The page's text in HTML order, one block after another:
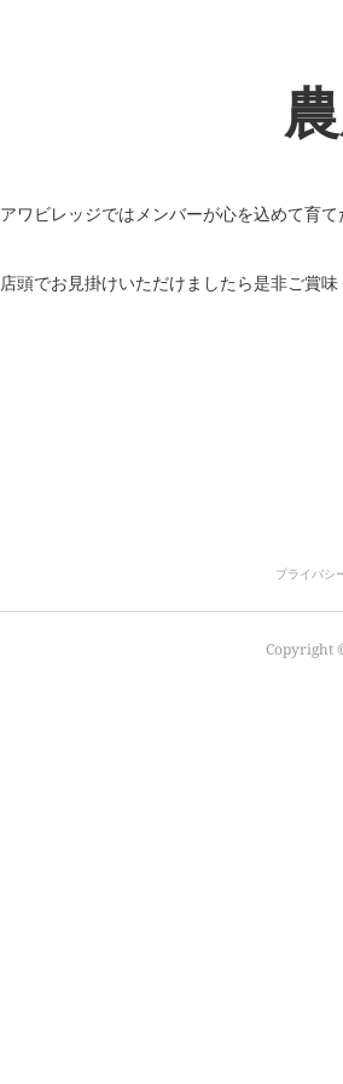
アワビレッジではメンバーが心を込めて育
店頭でお見掛けいただけましたら是非ご賞味
プライバシ
Copyright